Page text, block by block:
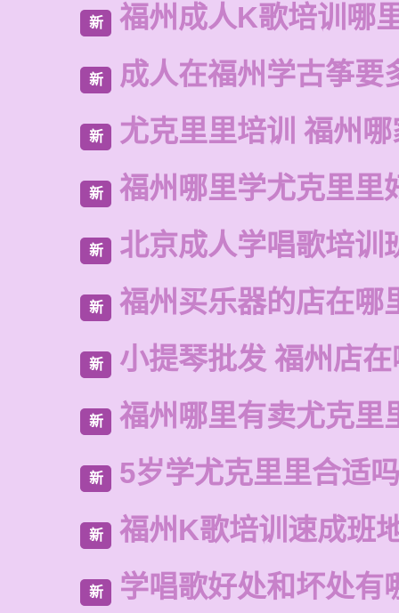
新 福州成人K歌培训哪
新 成人在福州学古筝要
新 尤克里里培训 福州
新 福州哪里学尤克里里
新 北京成人学唱歌培训
新 福州买乐器的店在哪
新 小提琴批发 福州店
新 福州哪里有卖尤克里
新 5岁学尤克里里合适
新 福州K歌培训速成班
新 学唱歌好处和坏处有